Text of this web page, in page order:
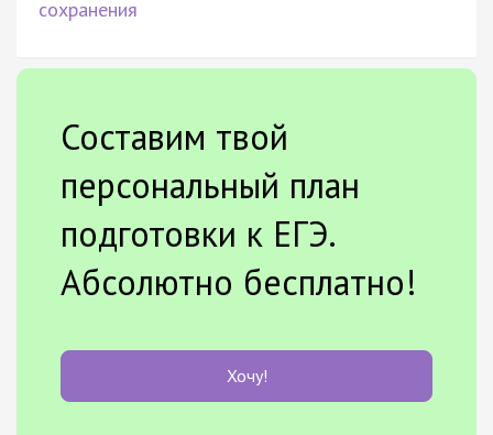
сохранения
Составим твой
персональный план
подготовки к ЕГЭ.
Абсолютно бесплатно!
Хочу!